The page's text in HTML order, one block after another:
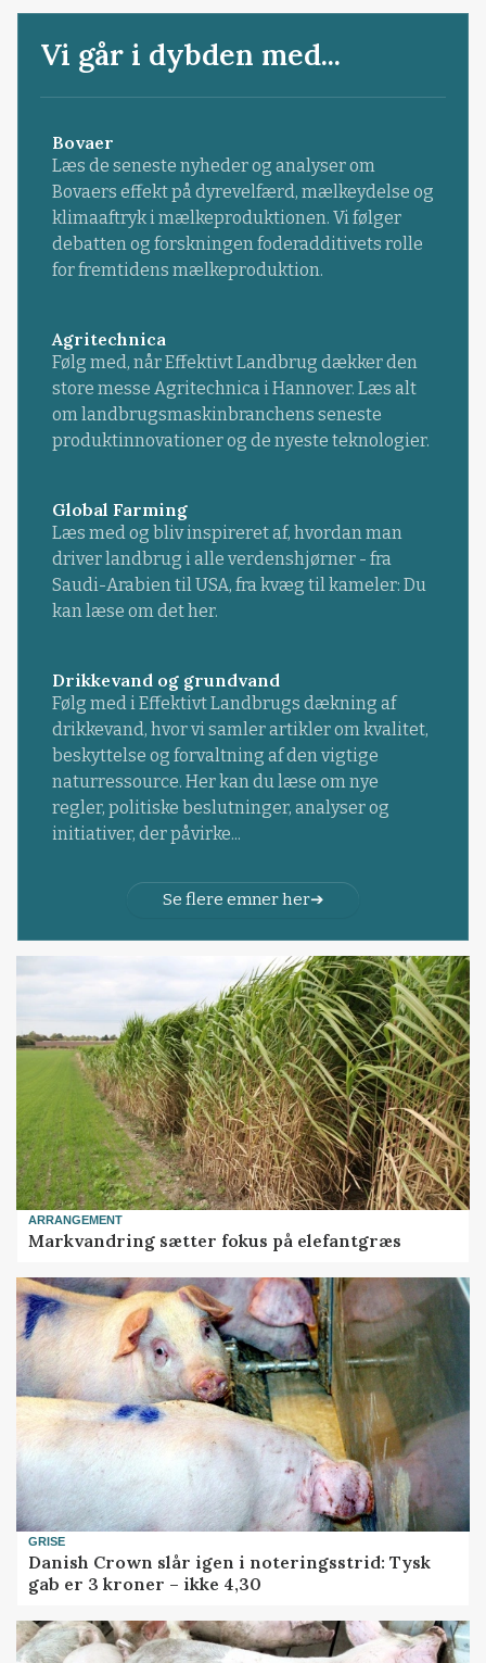
Vi går i dybden med...
Bovaer
Læs de seneste nyheder og analyser om
Bovaers effekt på dyrevelfærd, mælkeydelse og
klimaaftryk i mælkeproduktionen. Vi følger
debatten og forskningen foderadditivets rolle
for fremtidens mælkeproduktion.
Agritechnica
Følg med, når Effektivt Landbrug dækker den
store messe Agritechnica i Hannover. Læs alt
om landbrugsmaskinbranchens seneste
produktinnovationer og de nyeste teknologier.
Global Farming
Læs med og bliv inspireret af, hvordan man
driver landbrug i alle verdenshjørner - fra
Saudi-Arabien til USA, fra kvæg til kameler: Du
kan læse om det her.
Drikkevand og grundvand
Følg med i Effektivt Landbrugs dækning af
drikkevand, hvor vi samler artikler om kvalitet,
beskyttelse og forvaltning af den vigtige
naturressource. Her kan du læse om nye
regler, politiske beslutninger, analyser og
initiativer, der påvirke...
Se flere emner her
ARRANGEMENT
Markvandring sætter fokus på elefantgræs
GRISE
Danish Crown slår igen i noteringsstrid: Tysk
gab er 3 kroner – ikke 4,30